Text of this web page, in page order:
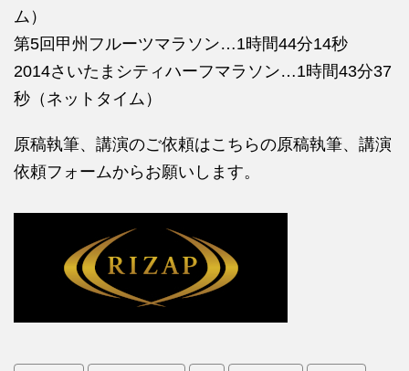
ム）
第5回甲州フルーツマラソン…1時間44分14秒
2014さいたまシティハーフマラソン…1時間43分37
秒（ネットタイム）
原稿執筆、講演のご依頼はこちらの原稿執筆、講演
依頼フォームからお願いします。